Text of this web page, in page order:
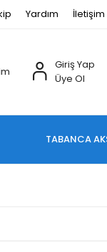
Yardım İletişim
Giriş Yap
Üye Ol
TABANCA